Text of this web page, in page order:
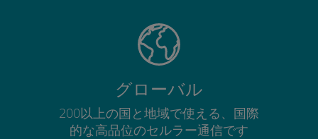
グローバル
200以上の国と地域で使える、国際
的な高品位のセルラー通信です